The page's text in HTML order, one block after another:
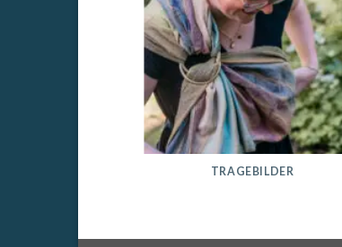
TRAGEBILDER